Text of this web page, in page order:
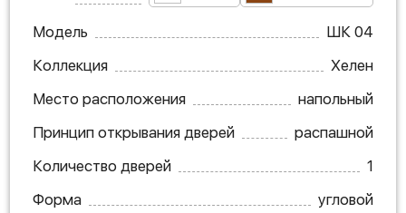
Модель
ШК 04
Коллекция
Хелен
Место расположения
напольный
Принцип открывания дверей
распашной
Количество дверей
1
Форма
угловой